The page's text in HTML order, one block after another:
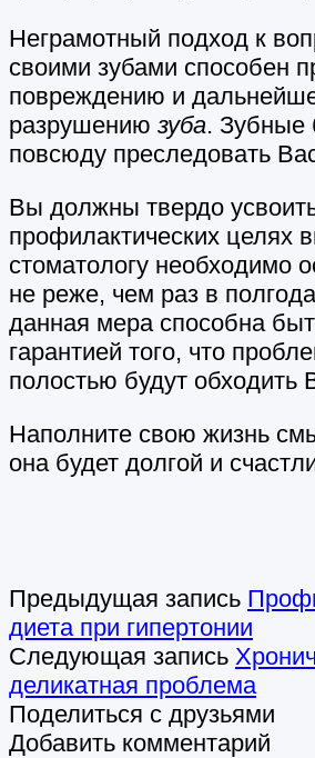
Неграмотный подход к
своими зубами способен
повреждению и
разрушению зуба. Зубные
повсюду преследовать
Вы должны твердо
профилактических целях
стоматологу необходимо
не реже, чем раз в
данная мера способна
гарантией того, что
полостью будут обходить
Наполните свою жизнь
она будет долгой и
Предыдущая запись
диета при гипертонии
Следующая запись
деликатная проблема
Поделиться с друзьями
Добавить комментарий